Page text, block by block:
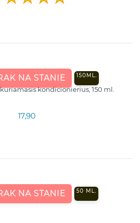
NA STANIE 150ML.
kondicionierius, 150 ml.
17,90
NA STANIE 50 ML.